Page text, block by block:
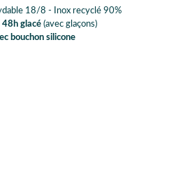
18/8 - Inox recyclé 90%
glacé (avec glaçons)
bouchon silicone